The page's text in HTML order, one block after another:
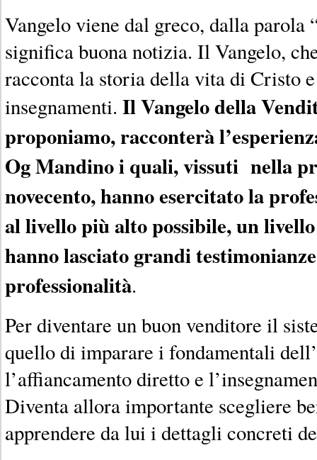
Vangelo viene dal greco, dalla parola
significa buona notizia. Il Vangelo,
racconta la storia della vita di Cristo
insegnamenti. Il Vangelo della
proponiamo, racconterà
Og Mandino i quali, vissuti nella
novecento, hanno esercitato la
al livello più alto possibile, un
hanno lasciato grandi
professionalità.
Per diventare un buon venditore il
quello di imparare i fondamentali
l’affiancamento diretto e
Diventa allora importante scegliere
apprendere da lui i dettagli concreti